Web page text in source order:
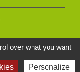
over what you want
Personalize